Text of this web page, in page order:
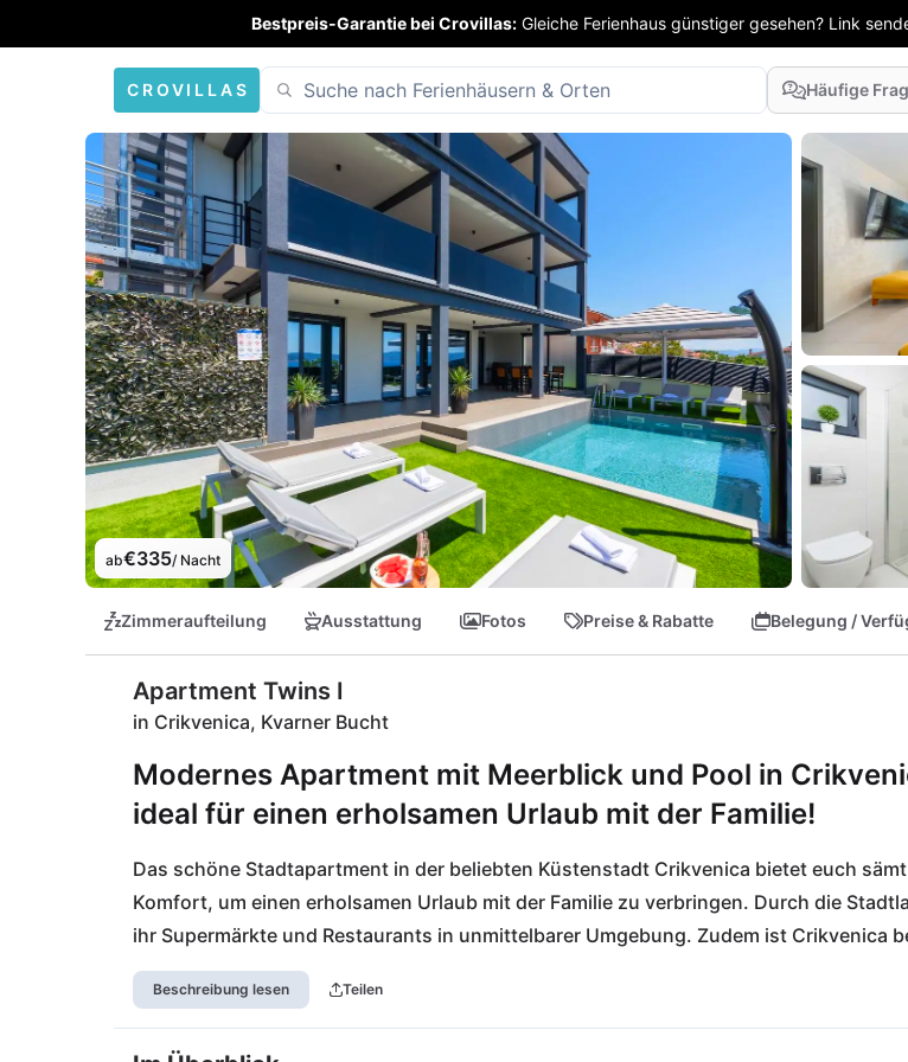
Bestpreis-Garantie bei Crovillas: Gleiche Ferienhaus günstiger gesehen? Link
CROVILLAS Häufige
ab€335/ Nacht
Zimmeraufteilung Ausstattung Fotos Preise & Rabatte Belegung /
Apartment Twins I
in Crikvenica, Kvarner Bucht
Modernes Apartment mit Meerblick und Pool in
ideal für einen erholsamen Urlaub mit der Familie!
Das schöne Stadtapartment in der beliebten Küstenstadt Crikvenica bietet euch
Komfort, um einen erholsamen Urlaub mit der Familie zu verbringen. Durch die
ihr Supermärkte und Restaurants in unmittelbarer Umgebung. Zudem ist Crikvenica
für den langen Sandstrand und zahlreiche Anbieter für Wassersportaktivitäten. In den
Abendstunden ist die lange Uferpromenade ein beliebter Ort, um den aufregenden
bei leckerem Essen oder bei einem Glas regionalen Wein ausklingen zu lassen. Die
Beschreibung lesen Teilen